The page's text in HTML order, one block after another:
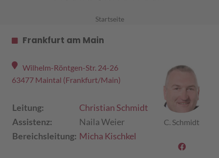
Startseite
Frankfurt am Main
C. Schmidt
Wilhelm-Röntgen-Str. 24-26
63477 Maintal (Frankfurt/Main)
Leitung:
Christian Schmidt
Assistenz:
Naila Weier
Bereichsleitung: Micha Kischkel